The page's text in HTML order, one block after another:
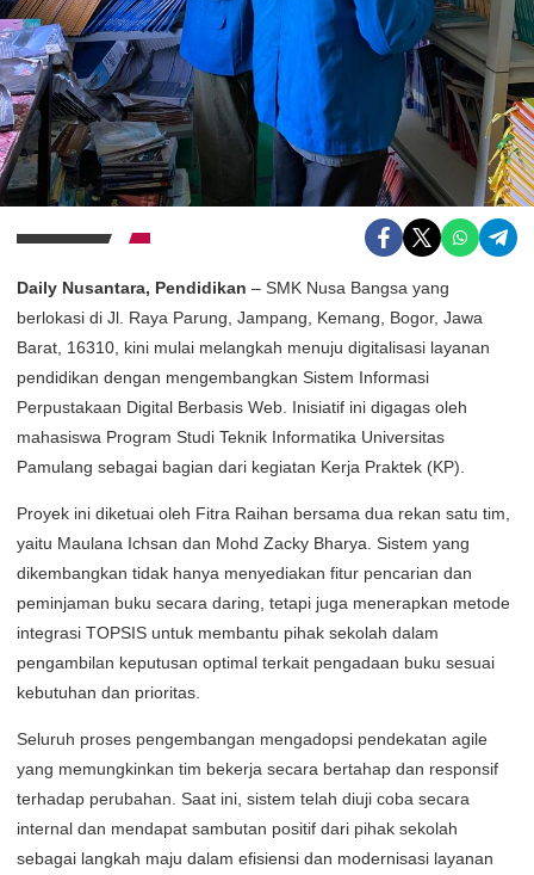
Daily Nusantara, Pendidikan – SMK Nusa Bangsa yang
berlokasi di Jl. Raya Parung, Jampang, Kemang, Bogor, Jawa
Barat, 16310, kini mulai melangkah menuju digitalisasi layanan
pendidikan dengan mengembangkan Sistem Informasi
Perpustakaan Digital Berbasis Web. Inisiatif ini digagas oleh
mahasiswa Program Studi Teknik Informatika Universitas
Pamulang sebagai bagian dari kegiatan Kerja Praktek (KP).
Proyek ini diketuai oleh Fitra Raihan bersama dua rekan satu tim,
yaitu Maulana Ichsan dan Mohd Zacky Bharya. Sistem yang
dikembangkan tidak hanya menyediakan fitur pencarian dan
peminjaman buku secara daring, tetapi juga menerapkan metode
integrasi TOPSIS untuk membantu pihak sekolah dalam
pengambilan keputusan optimal terkait pengadaan buku sesuai
kebutuhan dan prioritas.
Seluruh proses pengembangan mengadopsi pendekatan agile
yang memungkinkan tim bekerja secara bertahap dan responsif
terhadap perubahan. Saat ini, sistem telah diuji coba secara
internal dan mendapat sambutan positif dari pihak sekolah
sebagai langkah maju dalam efisiensi dan modernisasi layanan